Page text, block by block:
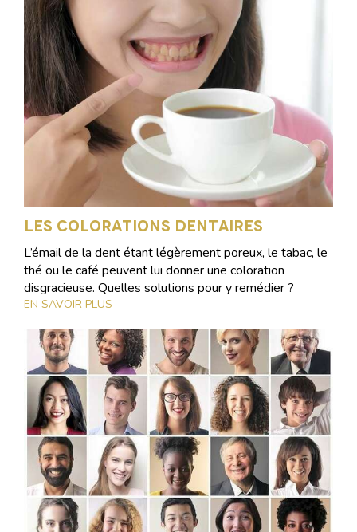
Les colorations dentaires
L’émail de la dent étant légèrement poreux, le tabac, le
thé ou le café peuvent lui donner une coloration
disgracieuse. Quelles solutions pour y remédier ?
EN SAVOIR PLUS